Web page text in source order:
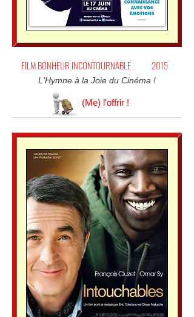
FILM BONHEUR INCONTOURNABLE 2015
L'Hymne à la Joie du Cinéma !
(Me) l'offrir !